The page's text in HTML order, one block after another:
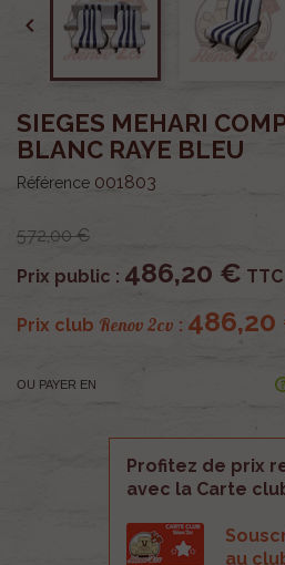

SIEGES MEHARI
BLANC RAYE BLEU
Référence 001803
572,00 €
Prix public : 486,20 € TTC
Prix club Renov 2cv :
OU PAYER EN
Profitez de prix
avec la Carte
au